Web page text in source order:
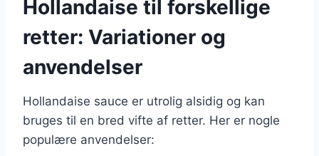
Hollandaise til forskellige
retter: Variationer og
anvendelser
Hollandaise sauce er utrolig alsidig og kan
bruges til en bred vifte af retter. Her er nogle
populære anvendelser: